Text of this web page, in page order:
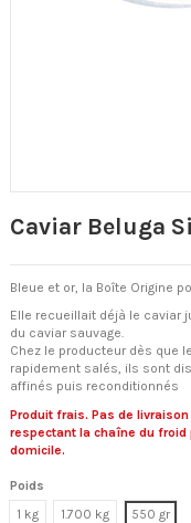
Caviar Beluga
Bleue et or, la Boîte Origine
Elle recueillait déjà le caviar
du caviar sauvage.
Chez le producteur dès que
rapidement salés, ils sont
affinés puis reconditionnés
Produit frais. Pas de
respectant la chaîne du froid
domicile.
Poids
1 kg
1.700 kg 550 gr